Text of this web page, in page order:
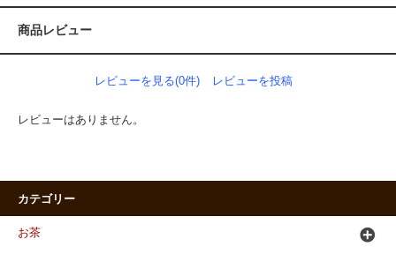
商品レビュー
レビューを見る(0件) レビューを投稿
レビューはありません。
カテゴリー
お茶